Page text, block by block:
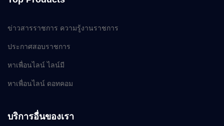
ข่าวสารราชการ ความรู้งานราชการ
ประกาศสอบราชการ
หาเพื่อนไลน์ ไลน์มี
หาเพื่อนไลน์ ดอทคอม
บริการอื่นของเรา